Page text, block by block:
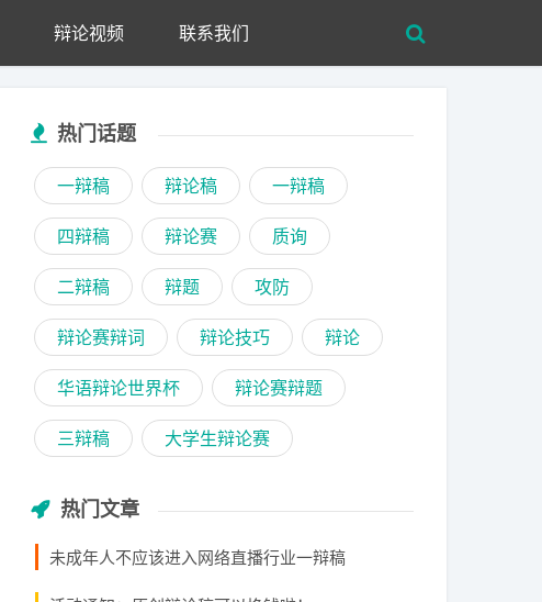
辩论视频 联系我们
热门话题
一辩稿 辩论稿 一辩稿
四辩稿 辩论赛 质询
二辩稿 辩题 攻防
辩论赛辩词 辩论技巧 辩论
华语辩论世界杯 辩论赛辩题
三辩稿 大学生辩论赛
热门文章
未成年人不应该进入网络直播行业一辩稿